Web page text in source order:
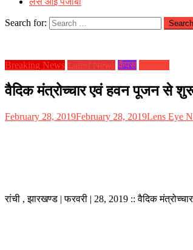
Search for:
Breaking News Latest News कैंपस
वैदिक मंत्रोच्चार एवं हवन पूजन से शुरू
February 28, 2019February 28, 2019Lens Eye
रांची , झारखण्ड | फरवरी | 28, 2019 :: वैदिक